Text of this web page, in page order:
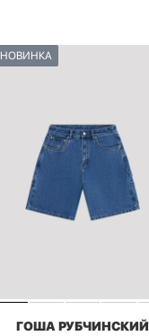
НОВИНКА
ГОША РУБЧИНСКИЙ